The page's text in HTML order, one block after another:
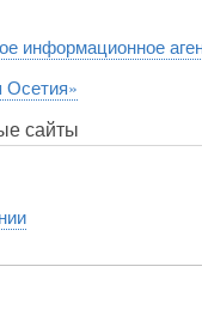
информационное
Осетия»
сайты